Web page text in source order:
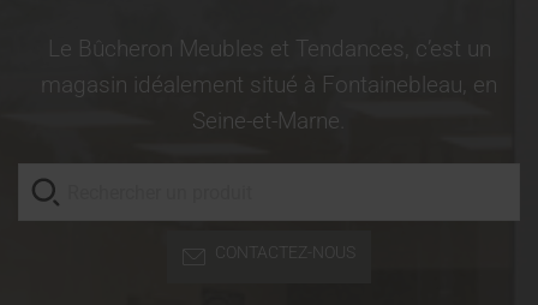
Le Bûcheron Meubles et Tendances, c’est un
magasin idéalement situé à Fontainebleau, en
Seine-et-Marne.
CONTACTEZ-NOUS